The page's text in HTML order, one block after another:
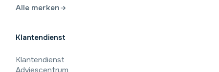
Alle merken
Klantendienst
Klantendienst
Adviescentrum
9,4/10